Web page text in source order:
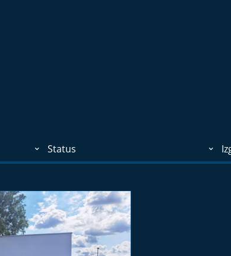
Status